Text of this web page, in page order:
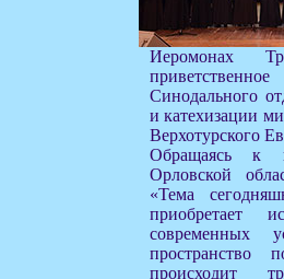
Иеромонах
Синодального
и катехизации
Верхотурского
Обращаясь к
Орловской
«Тема
приобретает
современных
пространство
происходит